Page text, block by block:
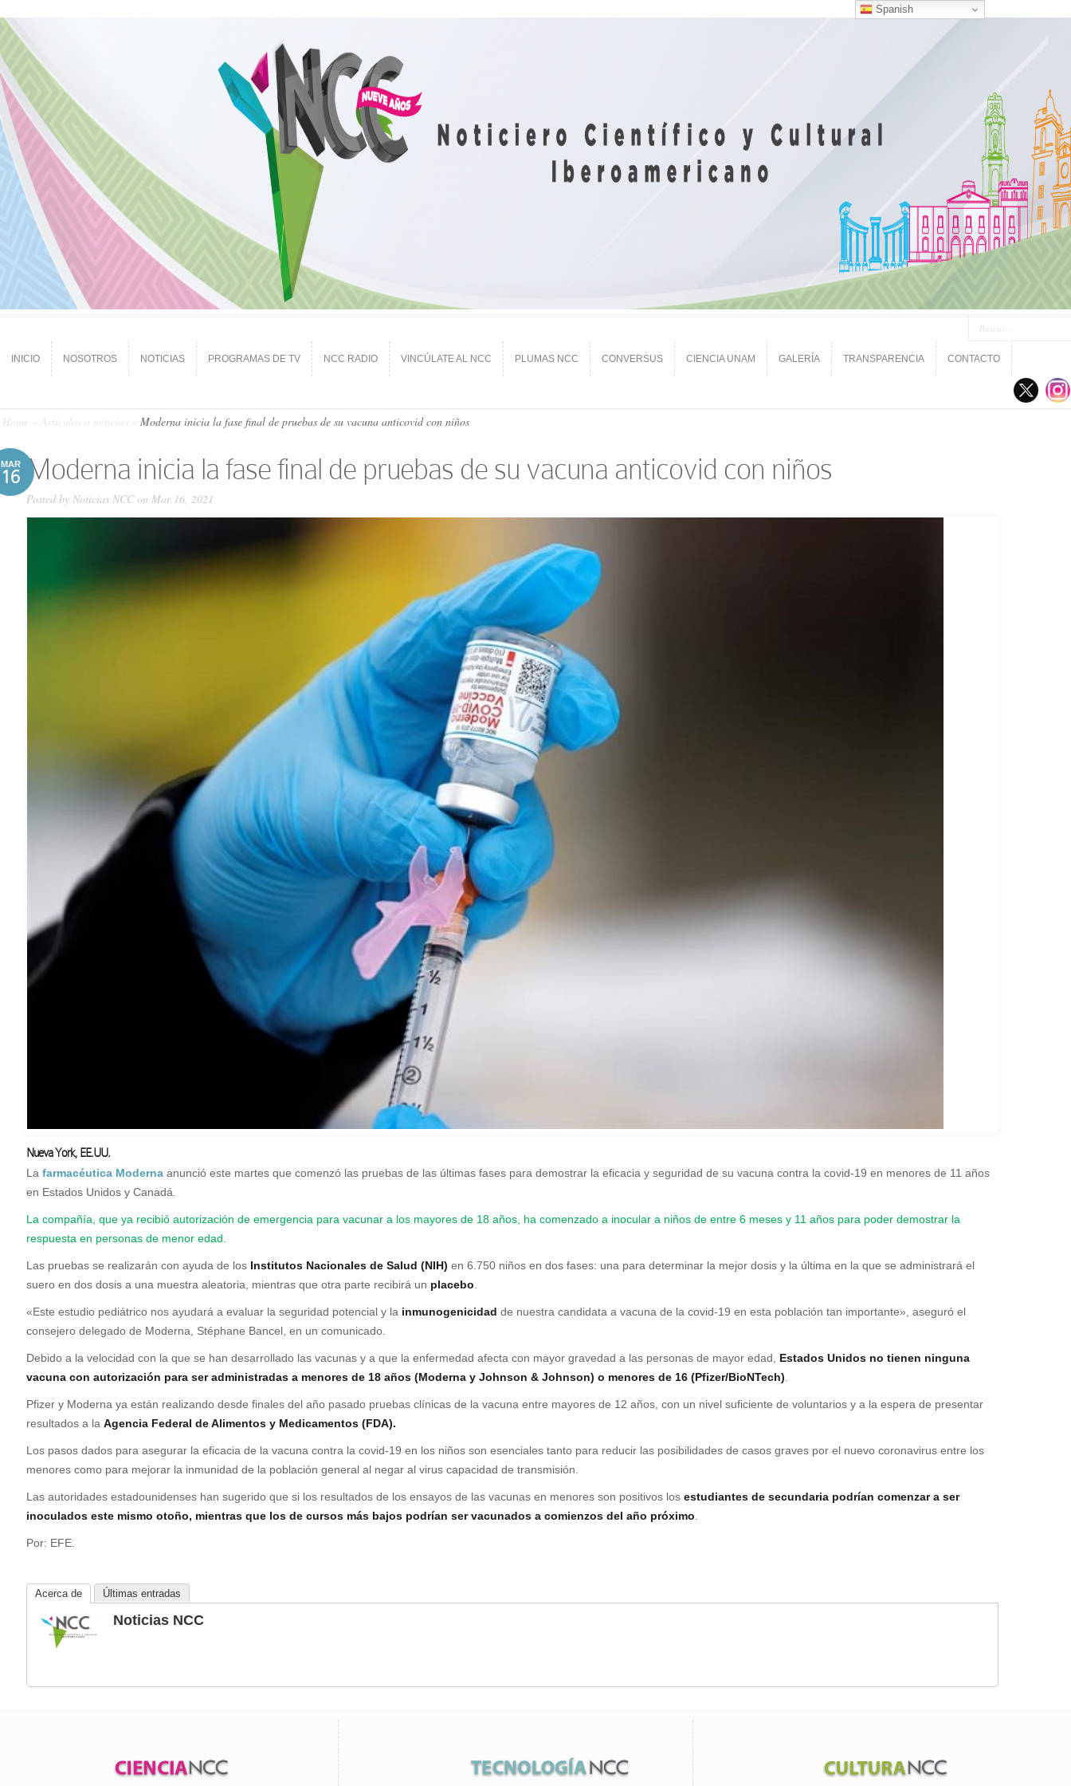
INICIO NOSOTROS NOTICIAS PROGRAMAS DE TV NCC RADIO VINCÚLATE AL NCC PLUMAS NCC CONVERSUS CIENCIA UNAM GALERÍA TRANSPARENCIA CONTACTO
Home Artículos o noticias Moderna inicia la fase final de pruebas de su vacuna anticovid con niños
MAR
16 Moderna inicia la fase final de pruebas de su vacuna anticovid con niños
Posted by Noticias NCCon Mar 16, 2021
Nueva York, EE.UU.
La farmacéutica Moderna anunció este martes que comenzó las pruebas de las últimas fases para demostrar la eficacia y seguridad de su vacuna contra la covid-19 en menores de 11 años
en Estados Unidos y Canadá.
La compañía, que ya recibió autorización de emergencia para vacunar a los mayores de 18 años, ha comenzado a inocular a niños de entre 6 meses y 11 años para poder demostrar la
respuesta en personas de menor edad.
Las pruebas se realizarán con ayuda de los Institutos Nacionales de Salud (NIH) en 6.750 niños en dos fases: una para determinar la mejor dosis y la última en la que se administrará el
suero en dos dosis a una muestra aleatoria, mientras que otra parte recibirá un placebo
«Este estudio pediátrico nos ayudará a evaluar la seguridad potencial y la inmunogenicidad de nuestra candidata a vacuna de la covid-19 en esta población tan importante», aseguró el
consejero delegado de Moderna, Stéphane Bancel, en un comunicado.
Debido a la velocidad con la que se han desarrollado las vacunas y a que la enfermedad afecta con mayor gravedad a las personas de mayor edad,
Estados Unidos no tienen ninguna
vacuna con autorización para ser administradas a menores de 18 años (Moderna y Johnson & Johnson) o menores de 16 (Pfizer/BioNTech)
Pfizer y Moderna ya están realizando desde finales del año pasado pruebas clínicas de la vacuna entre mayores de 12 años, con un nivel suficiente de voluntarios y a la espera de presentar
resultados a la Agencia Federal de Alimentos y Medicamentos (FDA).
Los pasos dados para asegurar la eficacia de la vacuna contra la covid-19 en los niños son esenciales tanto para reducir las posibilidades de casos graves por el nuevo coronavirus entre los
menores como para mejorar la inmunidad de la población general al negar al virus capacidad de transmisión.
Las autoridades estadounidenses han sugerido que si los resultados de los ensayos de las vacunas en menores son positivos los estudiantes de secundaria podrían comenzar a ser
inoculados este mismo otoño, mientras que los de cursos más bajos podrían ser vacunados a comienzos del año próximo
Por: EFE.
Acerca de Últimas entradas
Noticias NCC
Spanish